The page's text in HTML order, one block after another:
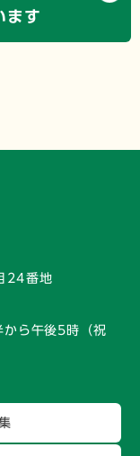
ます
24番地
から午後5時 （祝